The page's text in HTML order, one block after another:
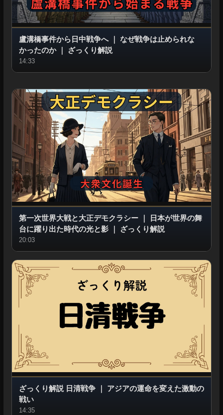
盧溝橋事件から日中戦争へ｜ なぜ戦争は止められな
かったのか｜ ざっくり解説
14:33
第一次世界大戦と大正デモクラシー｜
日本が世界の舞
台に躍り出た時代の光と影｜ ざっくり解説
20:03
ざっくり解説 日清戦争｜ アジアの運命を変えた激動の
戦い
14:35